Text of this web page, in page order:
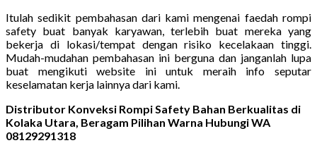
Itulah sedikit pembahasan dari kami mengenai faedah rompi
safety buat banyak karyawan, terlebih buat mereka yang
bekerja di lokasi/tempat dengan risiko kecelakaan tinggi.
Mudah-mudahan pembahasan ini berguna dan janganlah lupa
buat mengikuti website ini untuk meraih info seputar
keselamatan kerja lainnya dari kami.
Distributor Konveksi Rompi Safety Bahan Berkualitas di
Kolaka Utara, Beragam Pilihan Warna Hubungi WA
08129291318